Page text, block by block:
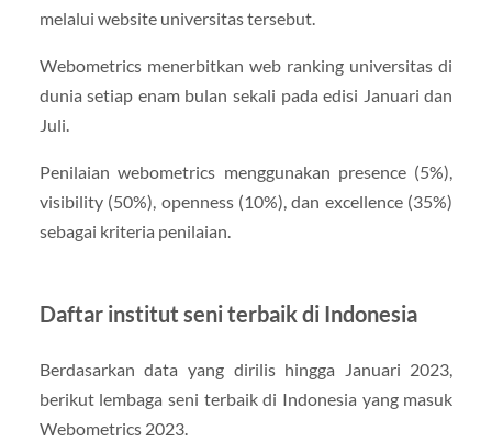
melalui website universitas tersebut.
Webometrics menerbitkan web ranking universitas di
dunia setiap enam bulan sekali pada edisi Januari dan
Juli.
Penilaian webometrics menggunakan presence (5%),
visibility (50%), openness (10%), dan excellence (35%)
sebagai kriteria penilaian.
Daftar institut seni terbaik di Indonesia
Berdasarkan data yang dirilis hingga Januari 2023,
berikut lembaga seni terbaik di Indonesia yang masuk
Webometrics 2023.